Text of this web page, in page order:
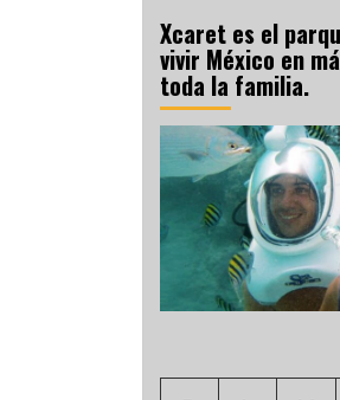
Xcaret es el
vivir México en
toda la familia.